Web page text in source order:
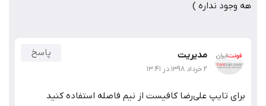
هه وجود نداره )
مدیریت
۲ خرداد ۱۳۹۸ در ۱۳:۴۱
پاسخ
برای تایپ علی‌رضا کافیست از نیم فاصله استفاده کنید